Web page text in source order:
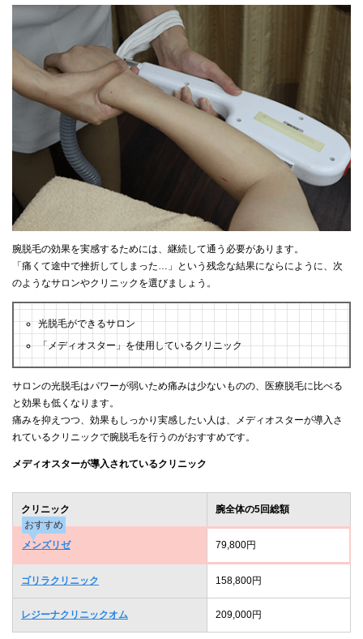
腕脱毛の効果を実感するためには、継続して通う必要があります。
「痛くて途中で挫折してしまった…」という残念な結果にならにように、次
のようなサロンやクリニックを選びましょう。
光脱毛ができるサロン
「メディオスター」を使用しているクリニック
サロンの光脱毛はパワーが弱いため痛みは少ないものの、医療脱毛に比べる
と効果も低くなります。
痛みを抑えつつ、効果もしっかり実感したい人は、メディオスターが導入さ
れているクリニックで腕脱毛を行うのがおすすめです。
メディオスターが導入されているクリニック
クリニック
腕全体の5回総額
おすすめ
メンズリゼ
79,800円
ゴリラクリニック 158,800円
レジーナクリニックオム 209,000円